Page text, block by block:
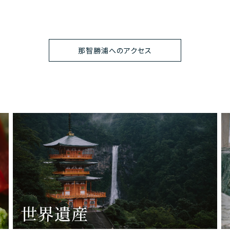
那智勝浦へのアクセス
世界遺産